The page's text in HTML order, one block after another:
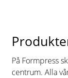
På Formpress
centrum. Alla